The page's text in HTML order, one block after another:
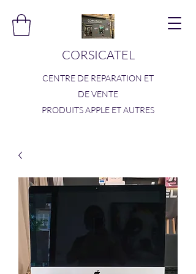
CORSICATEL
CENTRE DE REPARATION ET
DE VENTE
PRODUITS APPLE ET AUTRES